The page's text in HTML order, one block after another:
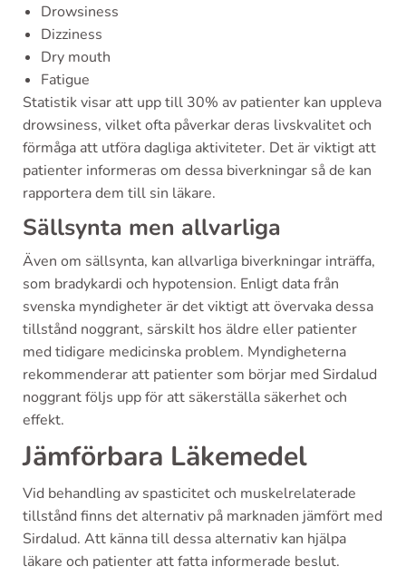
Drowsiness
Dizziness
Dry mouth
Fatigue
Statistik visar att upp till 30% av patienter kan uppleva
drowsiness, vilket ofta påverkar deras livskvalitet och
förmåga att utföra dagliga aktiviteter. Det är viktigt att
patienter informeras om dessa biverkningar så de kan
rapportera dem till sin läkare.
Sällsynta men allvarliga
Även om sällsynta, kan allvarliga biverkningar inträffa,
som bradykardi och hypotension. Enligt data från
svenska myndigheter är det viktigt att övervaka dessa
tillstånd noggrant, särskilt hos äldre eller patienter
med tidigare medicinska problem. Myndigheterna
rekommenderar att patienter som börjar med Sirdalud
noggrant följs upp för att säkerställa säkerhet och
effekt.
Jämförbara Läkemedel
Vid behandling av spasticitet och muskelrelaterade
tillstånd finns det alternativ på marknaden jämfört med
Sirdalud. Att känna till dessa alternativ kan hjälpa
läkare och patienter att fatta informerade beslut.